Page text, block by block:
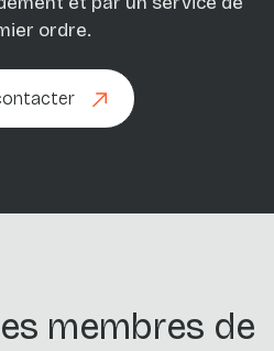
ordre.
membres de